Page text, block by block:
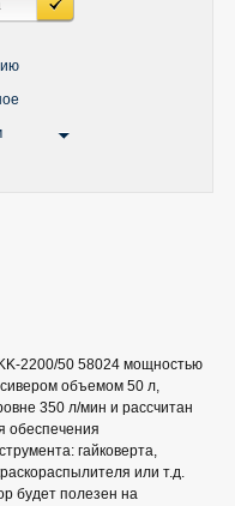
2200/50 58024 мощностью
объемом 50 л,
350 л/мин и рассчитан
обеспечения
гайковерта,
или т.д.
будет полезен на